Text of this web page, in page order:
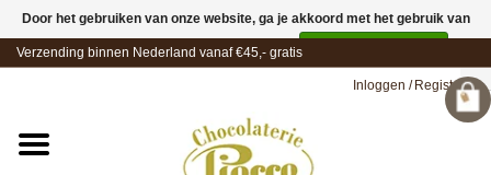
Verzending binnen Nederland vanaf €45,- gratis
Inloggen / Registreren
Door het gebruiken van onze website, ga je akkoord met het gebruik van
cookies om onze website te verbeteren.
Meer over cookies »